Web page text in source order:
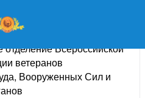
отделение Всероссийской
ветеранов
Вооруженных Сил и